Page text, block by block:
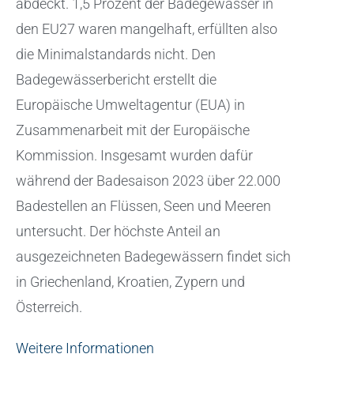
abdeckt. 1,5 Prozent der Badegewässer in
den EU27 waren mangelhaft, erfüllten also
die Minimalstandards nicht. Den
Badegewässerbericht erstellt die
Europäische Umweltagentur (EUA) in
Zusammenarbeit mit der Europäische
Kommission. Insgesamt wurden dafür
während der Badesaison 2023 über 22.000
Badestellen an Flüssen, Seen und Meeren
untersucht. Der höchste Anteil an
ausgezeichneten Badegewässern findet sich
in Griechenland, Kroatien, Zypern und
Österreich.
Weitere Informationen